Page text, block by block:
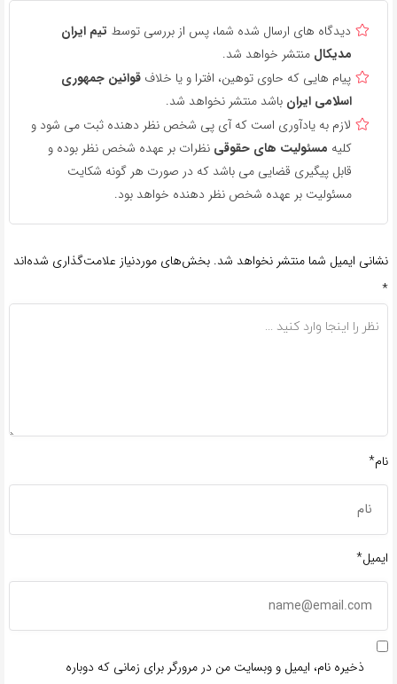
دیدگاه های ارسال شده شما، پس از بررسی توسط تیم ایران
مدیکال منتشر خواهد شد.
پیام هایی که حاوی توهین، افترا و یا خلاف قوانین جمهوری
اسلامی ایران باشد منتشر نخواهد شد.
لازم به یادآوری است که آی پی شخص نظر دهنده ثبت می شود و
کلیه مسئولیت های حقوقی نظرات بر عهده شخص نظر بوده و
قابل پیگیری قضایی می باشد که در صورت هر گونه شکایت
مسئولیت بر عهده شخص نظر دهنده خواهد بود.
نشانی ایمیل شما منتشر نخواهد شد. بخش‌های موردنیاز علامت‌گذاری شده‌اند
*
نام*
ایمیل*
ذخیره نام، ایمیل و وبسایت من در مرورگر برای زمانی که دوباره